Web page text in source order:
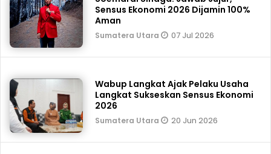
Sensus Ekonomi 2026 Dijamin 100%
Aman
Sumatera Utara 07 Jul 2026
Wabup Langkat Ajak Pelaku Usaha
Langkat Sukseskan Sensus Ekonomi
2026
Sumatera Utara 20 Jun 2026